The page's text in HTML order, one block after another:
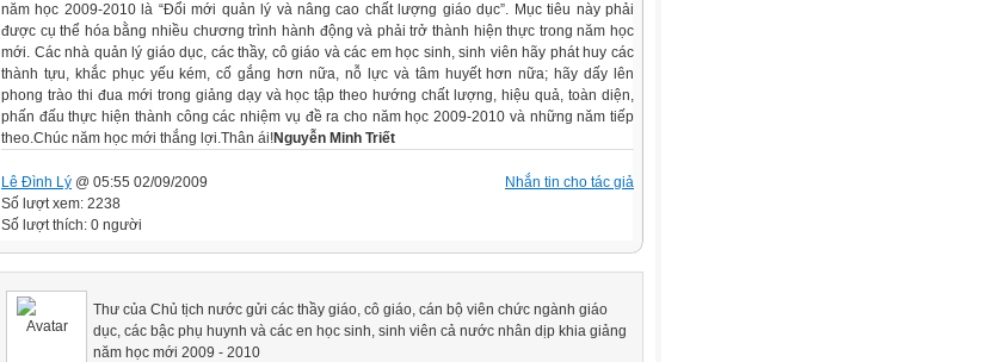
năm học 2009-2010 là “Đổi mới quản lý và nâng cao chất lượng giáo dục”. Mục tiêu này phải
được cụ thể hóa bằng nhiều chương trình hành động và phải trở thành hiện thực trong năm học
mới. Các nhà quản lý giáo dục, các thầy, cô giáo và các em học sinh, sinh viên hãy phát huy các
thành tựu, khắc phục yếu kém, cố gắng hơn nữa, nỗ lực và tâm huyết hơn nữa; hãy dấy lên
phong trào thi đua mới trong giảng dạy và học tập theo hướng chất lượng, hiệu quả, toàn diện,
phấn đấu thực hiện thành công các nhiệm vụ đề ra cho năm học 2009-2010 và những năm tiếp
theo.Chúc năm học mới thắng lợi.Thân ái!Nguyễn Minh Triết
Nhắn tin cho tác giả
Lê Đình Lý @ 05:55 02/09/2009
Số lượt xem: 2238
Số lượt thích: 0 người
Thư của Chủ tịch nước gửi các thầy giáo, cô giáo, cán bộ viên chức ngành giáo
dục, các bậc phụ huynh và các en học sinh, sinh viên cả nước nhân dịp khia giảng
năm học mới 2009 - 2010